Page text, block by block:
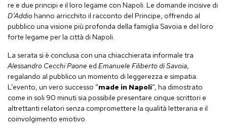
re e due principi e il loro legame con Napoli. Le domande incisive di
D’Addio hanno arricchito il racconto del Principe, offrendo al
pubblico una visione più profonda della famiglia Savoia e del loro
forte legame per la città di Napoli.
La serata si è conclusa con una chiacchierata informale tra
Alessandro Cecchi Paone ed Emanuele Filibertodi Savoia,
regalando al pubblico un momento di leggerezza e simpatia.
L’evento, un vero successo “made in Napoli“, ha dimostrato
come in soli 90 minuti sia possibile presentare cinque scrittori e
altrettanti relatori senza compromettere la qualità letteraria e il
coinvolgimento emotivo.